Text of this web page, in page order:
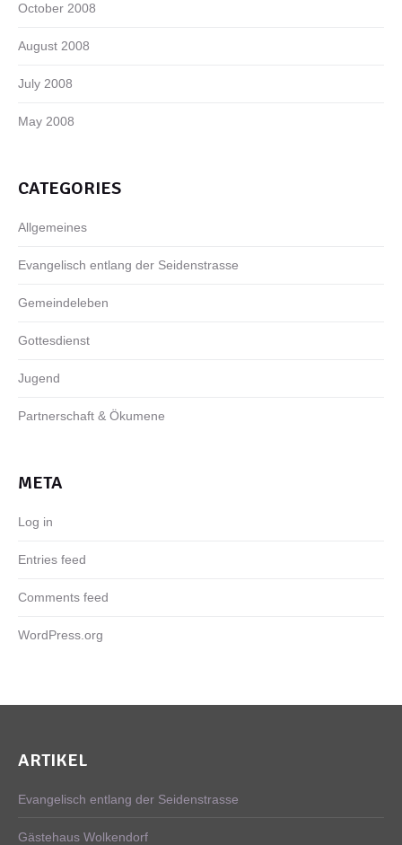
October 2008
August 2008
July 2008
May 2008
CATEGORIES
Allgemeines
Evangelisch entlang der Seidenstrasse
Gemeindeleben
Gottesdienst
Jugend
Partnerschaft & Ökumene
META
Log in
Entries feed
Comments feed
WordPress.org
ARTIKEL
Evangelisch entlang der Seidenstrasse
Gästehaus Wolkendorf